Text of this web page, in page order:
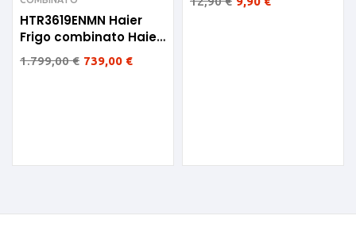
HTR3619ENMN Haier
Frigo combinato Haier
60cm E inox 3 porte
1.799,00€ 739,00 €